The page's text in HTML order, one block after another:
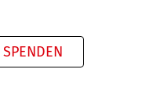
SPENDEN